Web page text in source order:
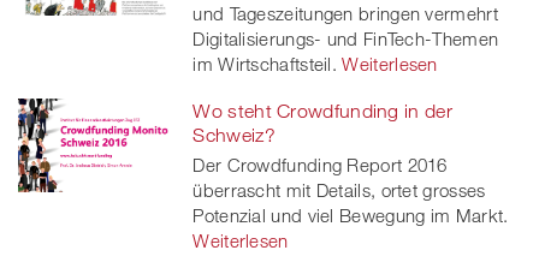
und Tageszeitungen bringen vermehrt
Digitalisierungs- und FinTech-Themen
im Wirtschaftsteil. Weiterlesen
Wo steht Crowdfunding in der
Schweiz?
Der Crowdfunding Report 2016
überrascht mit Details, ortet grosses
Potenzial und viel Bewegung im Markt.
Weiterlesen